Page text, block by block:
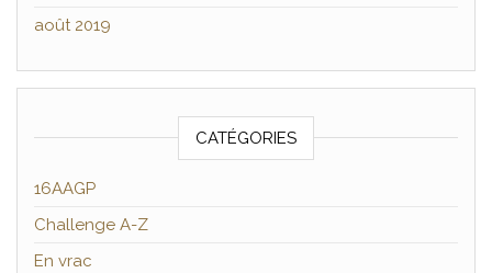
août 2019
CATÉGORIES
16AAGP
Challenge A-Z
En vrac